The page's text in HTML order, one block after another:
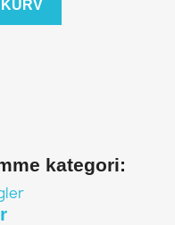
kategori: